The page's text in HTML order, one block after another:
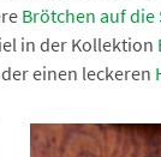
Brötchen auf die
in der Kollektion
einen leckeren